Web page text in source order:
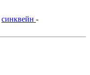
синквейн -